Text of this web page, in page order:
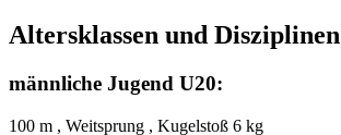
Altersklassen und Disziplinen
männliche Jugend U20:
100 m , Weitsprung , Kugelstoß 6 kg